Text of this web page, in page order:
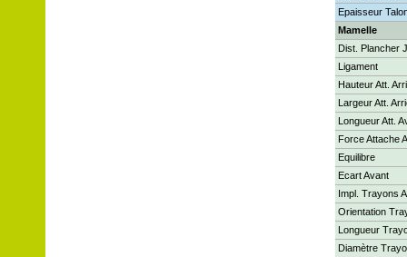
Epaisseur
Mamelle
Dist. Plancher
Ligament
Hauteur Att.
Largeur Att.
Longueur Att.
Force Attache
Equilibre
Ecart Avant
Impl. Trayons
Orientation
Longueur
Diamètre